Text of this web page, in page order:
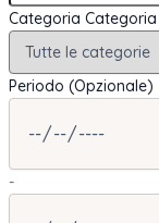
Categoria Categoria
Periodo (Opzionale)
-